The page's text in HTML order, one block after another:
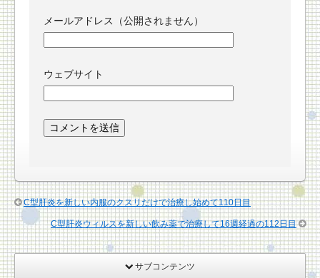
メールアドレス（公開されません）
ウェブサイト
C型肝炎を新しい内服のクスリだけで治療し始めて110日目
C型肝炎ウィルスを新しい飲み薬で治療して16週経過の112日目
サブコンテンツ